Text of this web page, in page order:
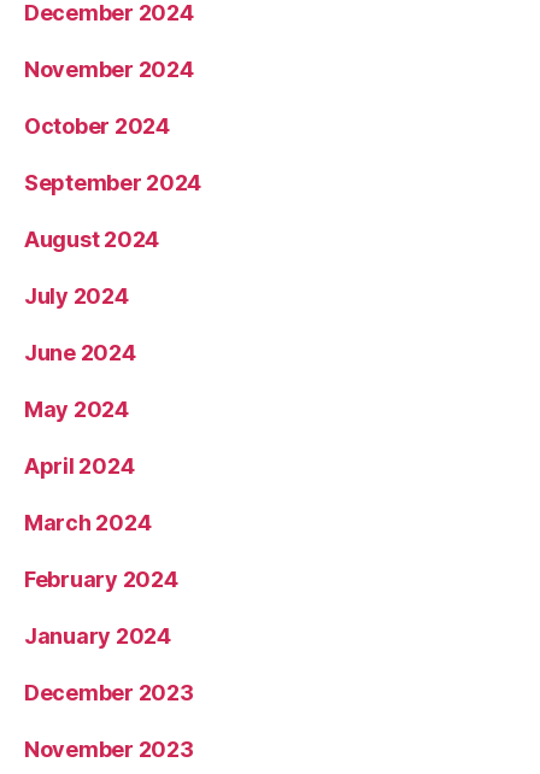
December 2024
November 2024
October 2024
September 2024
August 2024
July 2024
June 2024
May 2024
April 2024
March 2024
February 2024
January 2024
December 2023
November 2023